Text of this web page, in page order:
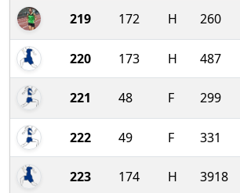
219 172 H 260
220 173 H 487
221 48 F 299
222 49 F 331
223 174 H 3918